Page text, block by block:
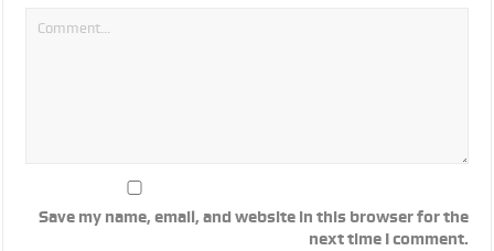
Save my name, email, and website in this browser for the
next time I comment.